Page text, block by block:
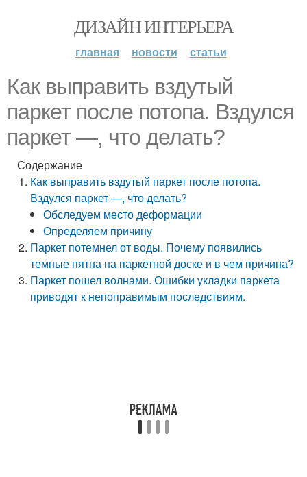
ДИЗАЙН ИНТЕРЬЕРА
главная новости статьи
Как выправить вздутый
паркет после потопа. Вздулся
паркет —, что делать?
Содержание
Как выправить вздутый паркет после потопа.
Вздулся паркет —, что делать?
Обследуем место деформации
Определяем причину
Паркет потемнел от воды. Почему появились
темные пятна на паркетной доске и в чем причина?
Паркет пошел волнами. Ошибки укладки паркета
приводят к непоправимым последствиям.